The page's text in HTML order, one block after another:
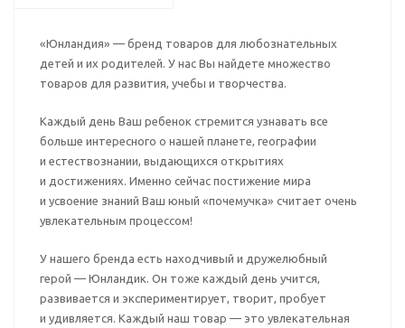
«Юнландия» — бренд товаров для любознательных
детей и их родителей. У нас Вы найдете множество
товаров для развития, учебы и творчества.
Каждый день Ваш ребенок стремится узнавать все
больше интересного о нашей планете, географии
и естествознании, выдающихся открытиях
и достижениях. Именно сейчас постижение мира
и усвоение знаний Ваш юный «почемучка» считает очень
увлекательным процессом!
У нашего бренда есть находчивый и дружелюбный
герой — Юнландик. Он тоже каждый день учится,
развивается и экспериментирует, творит, пробует
и удивляется. Каждый наш товар — это увлекательная